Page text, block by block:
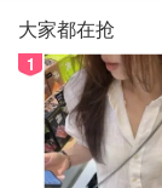
大家都在抢
1